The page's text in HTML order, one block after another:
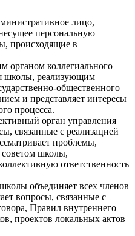
лицо,
персональную
происходящие в
органом коллегиального
школы, реализующим
общественного
и представляет интересы
процесса.
орган управления
связанные с реализацией
проблемы,
школы,
ответственность
объединяет всех членов
вопросы, связанные с
Правил внутреннего
проектов локальных актов